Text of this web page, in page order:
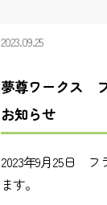
2023.09.25
夢尊ワークス
お知らせ
2023年9月25日 フ
ます。